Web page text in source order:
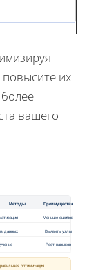
их
вашего
Методы Преимущества
Меньше ошибок
данных Выявить узлы
Рост навыков
оптимизация